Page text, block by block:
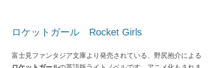
ロケットガール Rocket Girls
富士見ファンタジア文庫より発売されている、野尻抱介による